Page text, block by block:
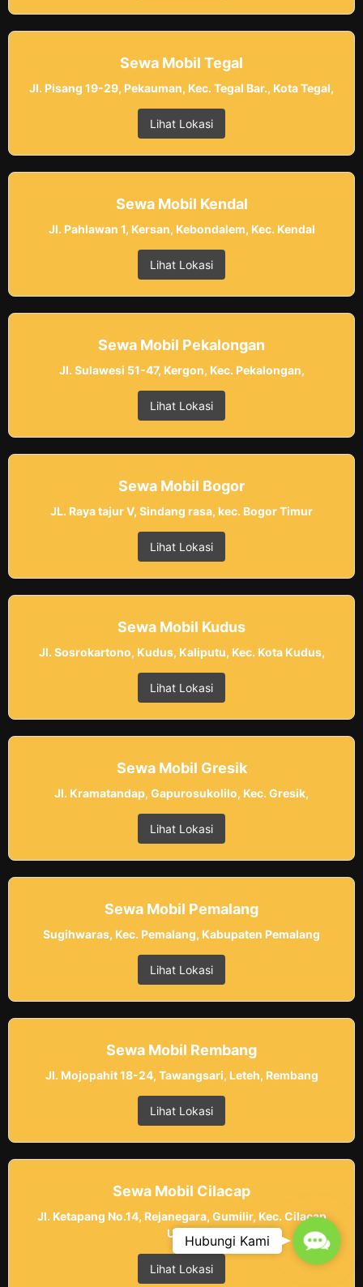
Sewa Mobil Tegal
Jl. Pisang 19-29, Pekauman, Kec. Tegal Bar., Kota Tegal,
Lihat Lokasi
Sewa Mobil Kendal
Jl. Pahlawan 1, Kersan, Kebondalem, Kec. Kendal
Lihat Lokasi
Sewa Mobil Pekalongan
Jl. Sulawesi 51-47, Kergon, Kec. Pekalongan,
Lihat Lokasi
Sewa Mobil Bogor
JL. Raya tajur V, Sindang rasa, kec. Bogor Timur
Lihat Lokasi
Sewa Mobil Kudus
Jl. Sosrokartono, Kudus, Kaliputu, Kec. Kota Kudus,
Lihat Lokasi
Sewa Mobil Gresik
Jl. Kramatandap, Gapurosukolilo, Kec. Gresik,
Lihat Lokasi
Sewa Mobil Pemalang
Sugihwaras, Kec. Pemalang, Kabupaten Pemalang
Lihat Lokasi
Sewa Mobil Rembang
Jl. Mojopahit 18-24, Tawangsari, Leteh, Rembang
Lihat Lokasi
Sewa Mobil Cilacap
Jl. Ketapang No.14, Rejanegara, Gumilir, Kec. Cilacap
Utara
Lihat Lokasi
Hubungi Kami